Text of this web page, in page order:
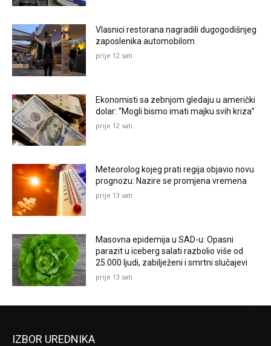
Vlasnici restorana nagradili dugogodišnjeg
zaposlenika automobilom
prije 12 sati
Ekonomisti sa zebnjom gledaju u američki
dolar: “Mogli bismo imati majku svih kriza”
prije 12 sati
Meteorolog kojeg prati regija objavio novu
prognozu: Nazire se promjena vremena
prije 13 sati
Masovna epidemija u SAD-u: Opasni
parazit u iceberg salati razbolio više od
25.000 ljudi, zabilježeni i smrtni slučajevi
prije 13 sati
IZBOR UREDNIKA